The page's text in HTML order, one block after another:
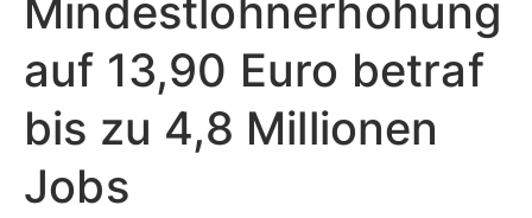
Mindestlohnerhöhung
auf 13,90 Euro betraf
bis zu 4,8 Millionen
Jobs